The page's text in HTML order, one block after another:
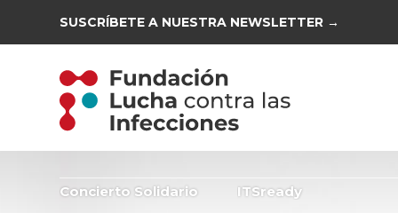
SUSCRÍBETE A NUESTRA NEWSLETTER →
Concierto Solidario ITSready